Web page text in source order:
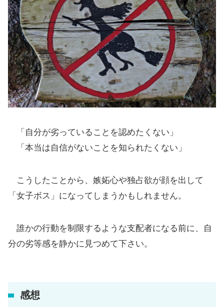
「自分が劣っていることを認めたくない」
「本当は自信がないことを知られたくない」
こうしたことから、嫉妬心や独占欲が顔を出して
「女子ボス」になってしまうかもしれません。
誰かの行動を制限するような支配者になる前に、自
分の劣等感を静かに見つめて下さい。
感想